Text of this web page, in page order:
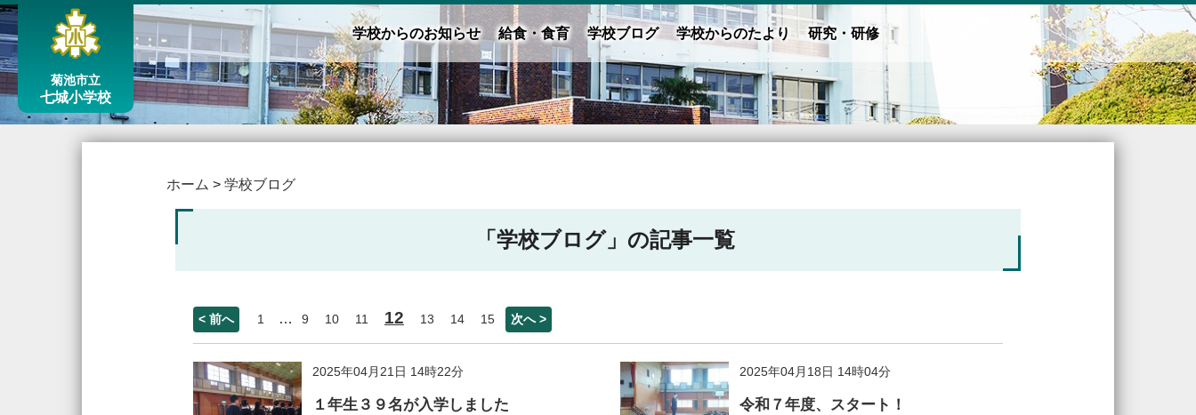
菊池市立
七城小学校
学校からのお知らせ 給食・食育 学校ブログ 学校からのたより 研究・研修
ホーム > 学校ブログ
「学校ブログ」の記事一覧
< 前へ 1 … 9 10 11 12 13 14 15 次へ >
2025年04月21日 14時22分
１年生３９名が入学しました
2025年04月18日 14時04分
令和７年度、スタート！